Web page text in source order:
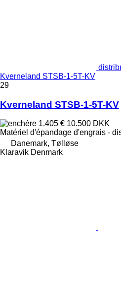
Kverneland STSB-1-5T-KV
29
Kverneland STSB-1-5T-KV
1.405 € 10.500 DKK
Matériel d'épandage d'engrais -
Danemark, Tølløse
Klaravik Denmark